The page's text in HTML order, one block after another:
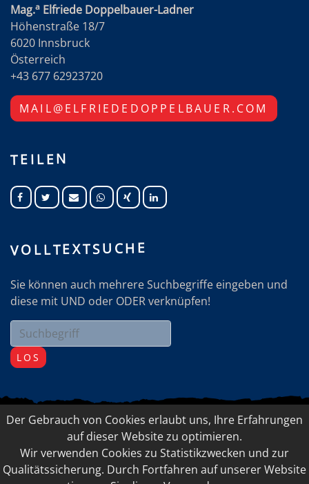
Der Gebrauch von Cookies erlaubt uns, Ihre Erfahrungen
auf dieser Website zu optimieren.
Wir verwenden Cookies zu Statistikzwecken und zur
Qualitätssicherung. Durch Fortfahren auf unserer Website
Mag.a Elfriede Doppelbauer-Ladner
Höhenstraße 18/7
6020 Innsbruck
Österreich
+43 677 62923720
MAIL@ELFRIEDEDOPPELBAUER.COM
TEILEN
VOLLTEXTSUCHE
Sie können auch mehrere Suchbegriffe eingeben und
diese mit UND oder ODER verknüpfen!
LOS
© 2026 Elfriede Doppelbauer-Ladner, FEEL-GOOD
Management
IMPRESSUM
LINKSAMMLUNG